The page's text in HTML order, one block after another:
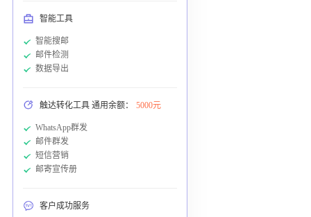
智能工具
智能搜邮
邮件检测
数据导出
触达转化工具 通用余额： 5000元
WhatsApp群发
邮件群发
短信营销
邮寄宣传册
客户成功服务